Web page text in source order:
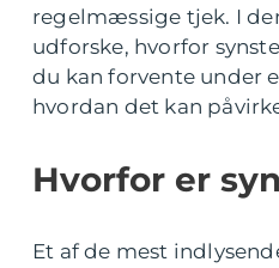
regelmæssige tjek. I
udforske, hvorfor
du kan forvente under
hvordan det kan
Hvorfor er
Et af de mest